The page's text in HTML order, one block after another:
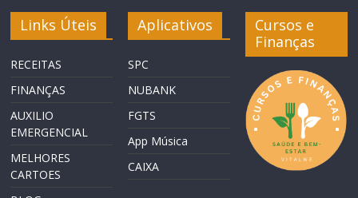
Links Úteis
RECEITAS
FINANÇAS
AUXILIO
EMERGENCIAL
MELHORES
CARTOES
Aplicativos
SPC
NUBANK
FGTS
App Música
CAIXA
Cursos e
Finanças